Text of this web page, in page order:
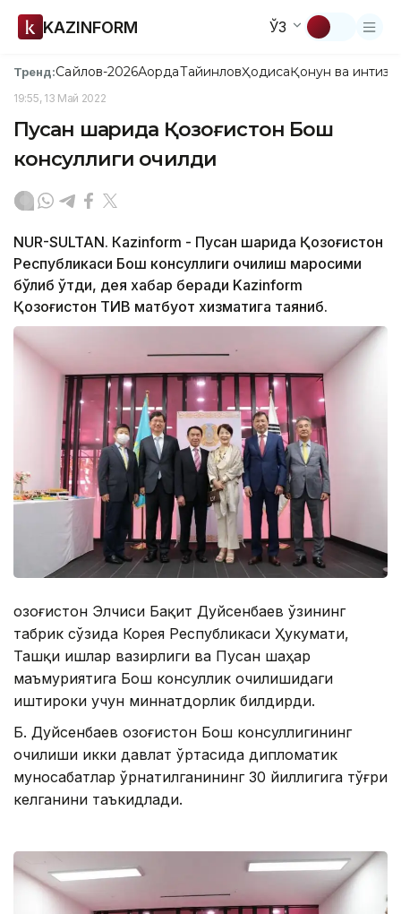
KAZINFORM ЎЗ
Тренд:Сайлов-2026АқордаТайинловҲодисаҚонун ва
19:55, 13 Май 2022
Пусан ​​шаҳрида Қозоғистон Бош
консуллиги очилди
NUR-SULTAN. Кazinform - Пусан ​​шаҳрида Қозоғистон
Республикаси Бош консуллиги очилиш маросими
бўлиб ўтди, дея хабар беради Kazinform
Қозоғистон ТИВ матбуот хизматига таяниб.
Қозоғистон Элчиси Бақит Дуйсенбаев ўзининг
табрик сўзида Корея Республикаси Ҳукумати,
Ташқи ишлар вазирлиги ва Пусан ​​шаҳар
маъмуриятига Бош консуллик очилишидаги
иштироки учун миннатдорлик билдирди.
Б. Дуйсенбаев Қозоғистон Бош консуллигининг
очилиши икки давлат ўртасида дипломатик
муносабатлар ўрнатилганининг 30 йиллигига тўғри
келганини таъкидлади.